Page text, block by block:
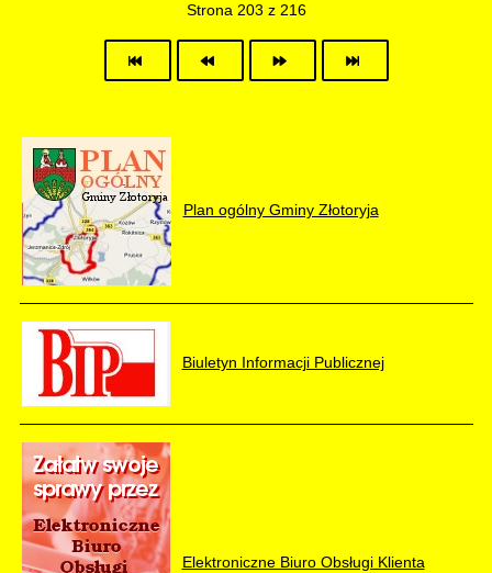
Strona 203 z 216
Plan ogólny Gminy Złotoryja
Biuletyn Informacji Publicznej
Elektroniczne Biuro Obsługi Klienta